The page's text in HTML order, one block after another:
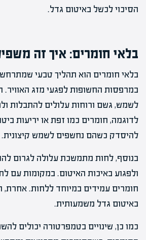
הסיכוי לכשל באיטום גדל.
בלאי חומרים: איך זה
בלאי חומרים הוא תהליך טבעי
במרפסות החשופות לפגעי מזג האוויר.
לשמש, גשם ורוחות עלולים להתבלות
לדוגמה, חומרים כמו זפת או יריעות
להיסדק כשהם נחשפים לשמש קיצונית.
בנוסף, לחות מתמשכת עלולה לגרום
ולפגוע באיכות האיטום. במקומות עם
חומרים עמידים במיוחד ללחות. אחרת,
באיטום גדל משמעותית.
כמו כן, שינויים בטמפרטורה יכולים